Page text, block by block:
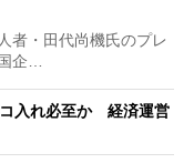
者・田代尚機氏のプレ
企…
入れ必至か 経済運営